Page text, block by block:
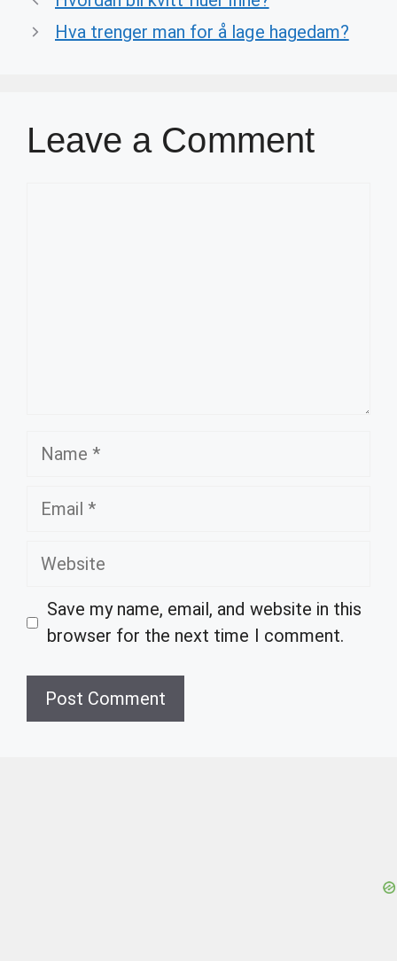
Hva trenger man for å lage hagedam?
Leave a Comment
Name
Email
Website
Save my name, email, and website in this
browser for the next time I comment.